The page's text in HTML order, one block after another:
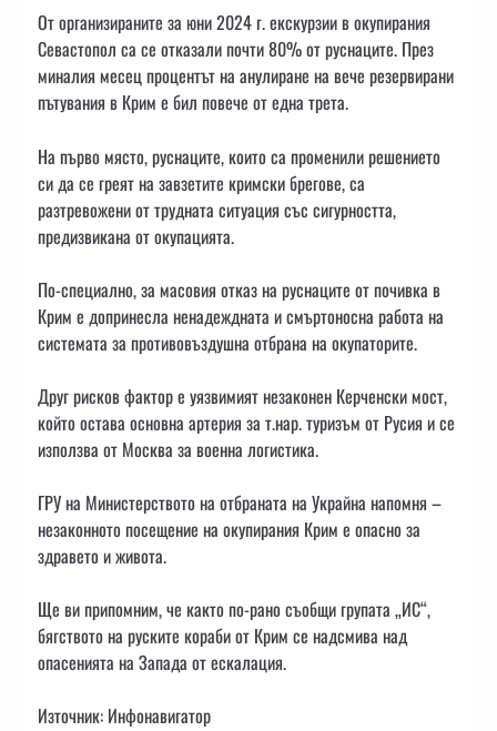
От организираните за юни 2024 г. екскурзии в окупирания
Севастопол са се отказали почти 80% от руснаците. През
миналия месец процентът на анулиране на вече резервирани
пътувания в Крим е бил повече от една трета.
На първо място, руснаците, които са променили решението
си да се греят на завзетите кримски брегове, са
разтревожени от трудната ситуация със сигурността,
предизвикана от окупацията.
По-специално, за масовия отказ на руснаците от почивка в
Крим е допринесла ненадеждната и смъртоносна работа на
системата за противовъздушна отбрана на окупаторите.
Друг рисков фактор е уязвимият незаконен Керченски мост,
който остава основна артерия за т.нар. туризъм от Русия и се
използва от Москва за военна логистика.
ГРУ на Министерството на отбраната на Украйна напомня –
незаконното посещение на окупирания Крим е опасно за
здравето и живота.
Ще ви припомним, че както по-рано съобщи групата „ИС“,
бягството на руските кораби от Крим се надсмива над
опасенията на Запада от ескалация.
Източник: Инфонавигатор